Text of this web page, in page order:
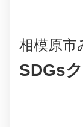
相模原市
SDGs